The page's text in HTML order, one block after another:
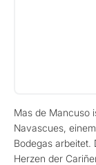
Mas de Mancuso
Navascues,
Bodegas arbeitet.
Herzen der